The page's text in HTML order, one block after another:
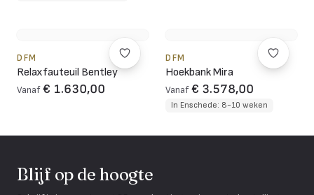
DFM
Relaxfauteuil Bentley
Vanaf € 1.630,00
DFM
Hoekbank Mira
Vanaf € 3.578,00
In Enschede: 8-10 weken
Blijf op de hoogte